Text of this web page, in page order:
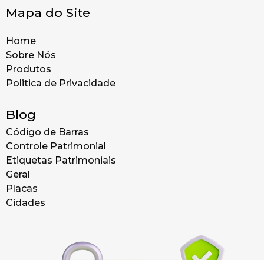
Mapa do Site
Home
Sobre Nós
Produtos
Politica de Privacidade
Blog
Código de Barras
Controle Patrimonial
Etiquetas Patrimoniais
Geral
Placas
Cidades